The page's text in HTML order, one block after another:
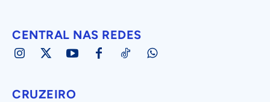
CENTRAL NAS REDES
CRUZEIRO